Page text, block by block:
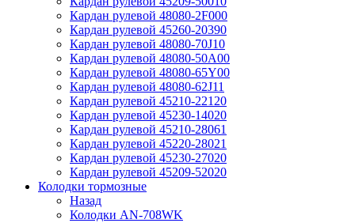
Кардан рулевой 48080-2F000
Кардан рулевой 45260-20390
Кардан рулевой 48080-70J10
Кардан рулевой 48080-50A00
Кардан рулевой 48080-65Y00
Кардан рулевой 48080-62J11
Кардан рулевой 45210-22120
Кардан рулевой 45230-14020
Кардан рулевой 45210-28061
Кардан рулевой 45220-28021
Кардан рулевой 45230-27020
Кардан рулевой 45209-52020
Колодки тормозные
Назад
Колодки AN-708WK